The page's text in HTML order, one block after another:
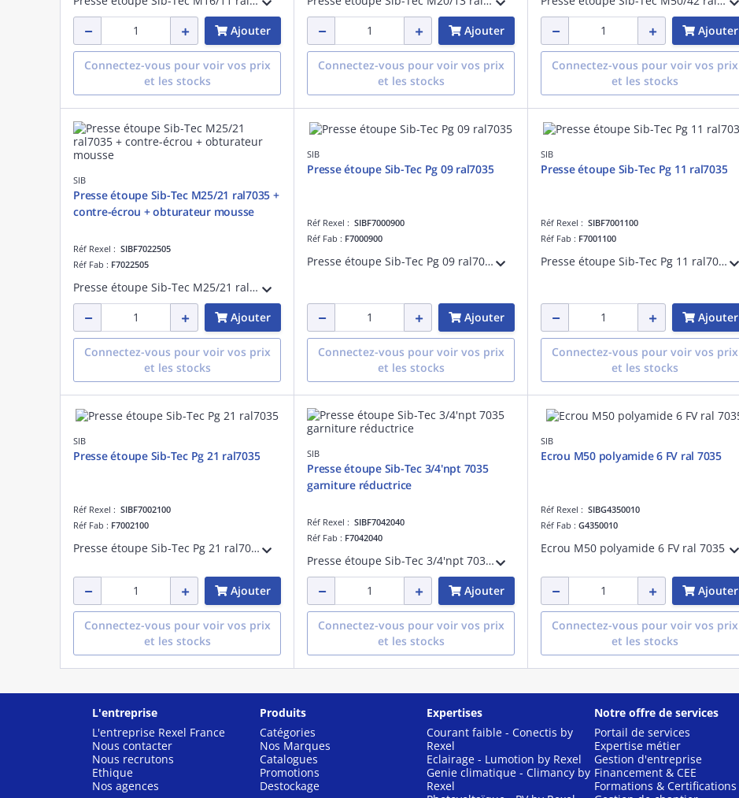
Ajouter
Connectez-vous pour voir vos prix
et les stocks
Ajouter
Connectez-vous pour voir vos prix
et les stocks
Ajouter
Connectez-vous pour voir vos prix
et les stocks
SIB
Presse étoupe Sib-Tec M25/21 ral7035 +
contre-écrou + obturateur mousse
Réf Rexel : SIBF7022505
Réf Fab : F7022505
Presse étoupe Sib-Tec M25/21 ral7035 + contre-écrou + obturateur mousse
Ajouter
Connectez-vous pour voir vos prix
et les stocks
SIB
Presse étoupe Sib-Tec Pg 09 ral7035
Réf Rexel : SIBF7000900
Réf Fab : F7000900
Presse étoupe Sib-Tec Pg 09 ral7035
Ajouter
Connectez-vous pour voir vos prix
et les stocks
SIB
Presse étoupe Sib-Tec Pg 11 ral7035
Réf Rexel : SIBF7001100
Réf Fab : F7001100
Presse étoupe Sib-Tec Pg 11 ral7035
Ajouter
Connectez-vous pour voir vos prix
et les stocks
SIB
Presse étoupe Sib-Tec Pg 21 ral7035
Réf Rexel : SIBF7002100
Réf Fab : F7002100
Presse étoupe Sib-Tec Pg 21 ral7035
Ajouter
Connectez-vous pour voir vos prix
et les stocks
SIB
Presse étoupe Sib-Tec 3/4'npt 7035
garniture réductrice
Réf Rexel : SIBF7042040
Réf Fab : F7042040
Presse étoupe Sib-Tec 3/4'npt 7035 garniture réductrice
Ajouter
Connectez-vous pour voir vos prix
et les stocks
SIB
Ecrou M50 polyamide 6 FV ral 7035
Réf Rexel : SIBG4350010
Réf Fab : G4350010
Ecrou M50 polyamide 6 FV ral 7035
Ajouter
Connectez-vous pour voir vos prix
et les stocks
L'entreprise
L'entreprise Rexel France
Nous contacter
Nous recrutons
Ethique
Nos agences
Produits
Catégories
Nos Marques
Catalogues
Promotions
Destockage
Expertises
Courant faible - Conectis by
Rexel
Eclairage - Lumotion by Rexel
Genie climatique - Climancy by
Rexel
Notre offre de services
Portail de services
Expertise métier
Gestion d'entreprise
Financement & CEE
Formations & Certifications